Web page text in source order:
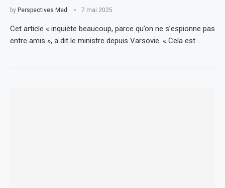
by Perspectives Med 7 mai 2025
Cet article « inquiète beaucoup, parce qu’on ne s’espionne pas
entre amis », a dit le ministre depuis Varsovie. « Cela est …